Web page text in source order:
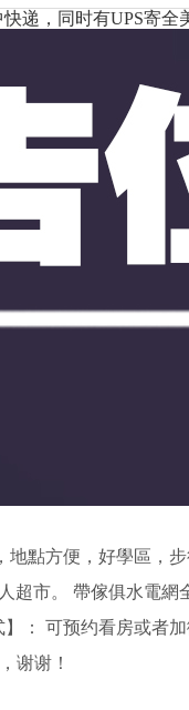
递，同时有UPS寄全
點方便，好學區，步
超市。 帶傢俱水電
】： 可预约看房或
谢谢！